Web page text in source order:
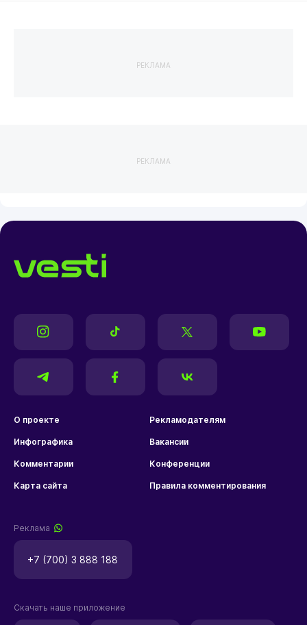
РЕКЛАМА
РЕКЛАМА
О проекте Рекламодателям
Инфографика Вакансии
Комментарии Конференции
Карта сайта Правила комментирования
Реклама
+7 (700) 3 888 188
Скачать наше приложение